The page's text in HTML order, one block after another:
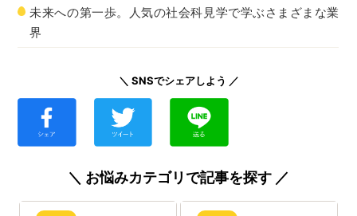
未来への第一歩。人気の社会科見学で学ぶさまざまな業
界
＼ SNSでシェアしよう ／
＼ お悩みカテゴリで記事を探す ／